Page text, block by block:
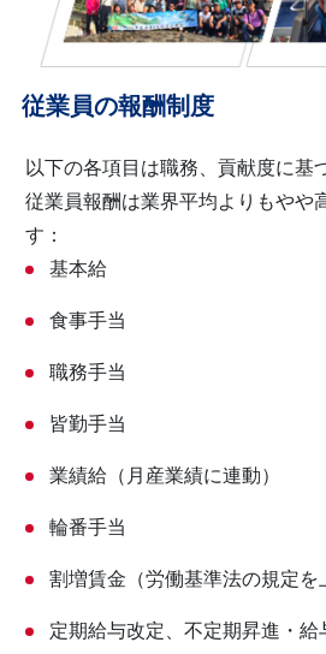
従業員の報酬制度
以下の各項目は職務、貢献度に基
従業員報酬は業界平均よりもやや
す：
基本給
食事手当
職務手当
皆勤手当
業績給（月産業績に連動）
輪番手当
割増賃金（労働基準法の規定を
定期給与改定、不定期昇進・給